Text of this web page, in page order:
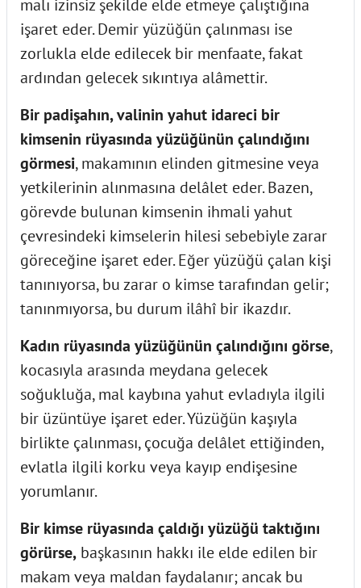
malı izinsiz şekilde elde etmeye çalıştığına
işaret eder. Demir yüzüğün çalınması ise
zorlukla elde edilecek bir menfaate, fakat
ardından gelecek sıkıntıya alâmettir.
Bir padişahın, valinin yahut idareci bir
kimsenin rüyasında yüzüğünün çalındığını
görmesi, makamının elinden gitmesine veya
yetkilerinin alınmasına delâlet eder. Bazen,
görevde bulunan kimsenin ihmali yahut
çevresindeki kimselerin hilesi sebebiyle zarar
göreceğine işaret eder. Eğer yüzüğü çalan kişi
tanınıyorsa, bu zarar o kimse tarafından gelir;
tanınmıyorsa, bu durum ilâhî bir ikazdır.
Kadın rüyasında yüzüğünün çalındığını görse,
kocasıyla arasında meydana gelecek
soğukluğa, mal kaybına yahut evladıyla ilgili
bir üzüntüye işaret eder. Yüzüğün kaşıyla
birlikte çalınması, çocuğa delâlet ettiğinden,
evlatla ilgili korku veya kayıp endişesine
yorumlanır.
Bir kimse rüyasında çaldığı yüzüğü taktığını
görürse, başkasının hakkı ile elde edilen bir
makam veya maldan faydalanır; ancak bu